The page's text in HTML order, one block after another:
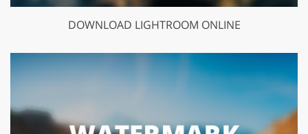
DOWNLOAD LIGHTROOM ONLINE